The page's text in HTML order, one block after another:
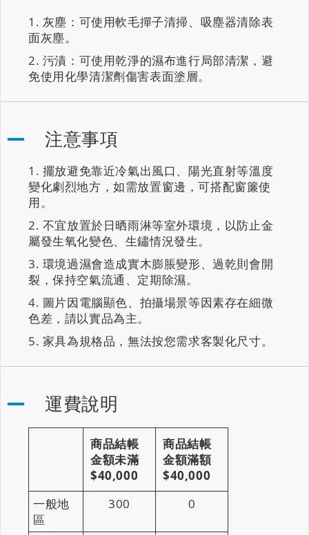
灰塵：可使用軟毛撣子清掃、吸塵器清除表
面灰塵。
污漬：可使用乾淨的濕布進行局部清潔，避
免使用化學清潔劑傷害表面塗層。
注意事項
擺放避免靠近冷氣出風口、陽光直射等溫度
變化劇烈地方，如需放置窗邊，可搭配窗簾使
用。
不宜放置於日晒雨淋等室外環境，以防止金
屬發生氧化變色、生鏽情況發生。
環境過濕會造成實木膨脹變形、過乾則會開
裂，保持空氣流通、定期除濕。
圖片因電腦顯色、拍攝場景等因素存在細微
色差，請以實品為主。
家具為規格品，無法按您需求客製化尺寸。
運費說明
商品結帳
金額未滿
$40,000
商品結帳
金額滿額
$40,000
一般地
區
300 0